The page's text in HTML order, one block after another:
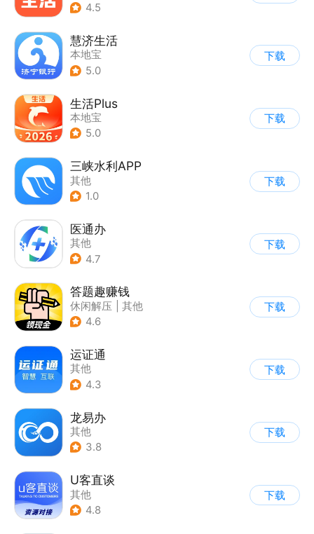
4.5
慧济生活
本地宝
5.0
下载
生活Plus
本地宝
5.0
下载
三峡水利APP
其他
1.0
下载
医通办
其他
4.7
下载
答题趣赚钱
休闲解压
其他
| 知识问答
4.6
下载
运证通
其他
4.3
下载
龙易办
其他
3.8
下载
U客直谈
其他
4.8
下载